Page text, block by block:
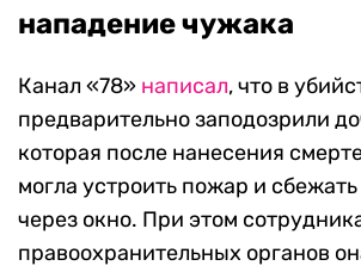
нападение чужака
Канал «78» написал, что в
предварительно заподозрили
которая после нанесения
могла устроить пожар и
через окно. При этом
правоохранительных органов